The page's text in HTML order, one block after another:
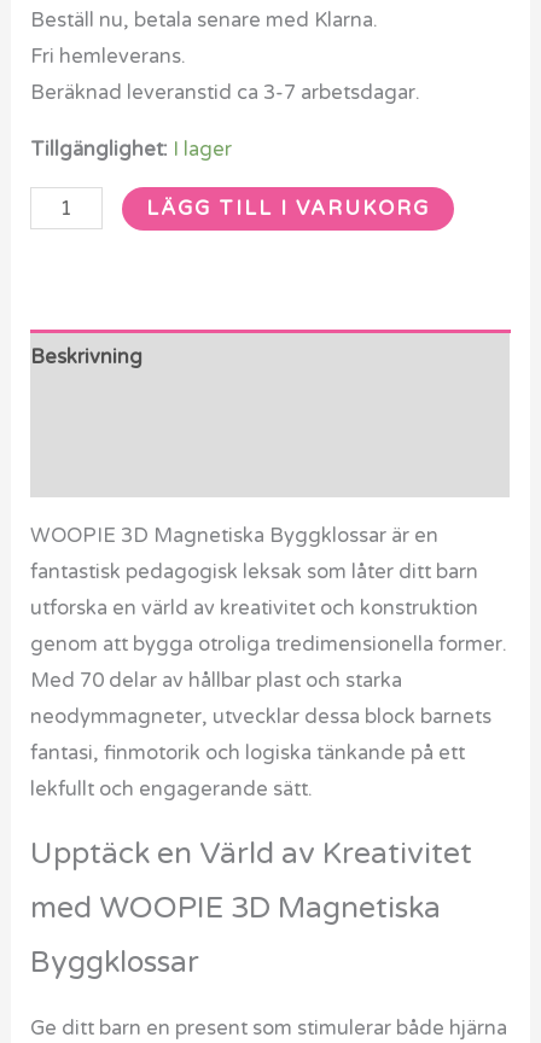
Beställ nu, betala senare med Klarna.
Fri hemleverans.
Beräknad leveranstid ca 3-7 arbetsdagar.
Tillgänglighet: I lager
LÄGG TILL I VARUKORG
Beskrivning
WOOPIE 3D Magnetiska Byggklossar är en
fantastisk pedagogisk leksak som låter ditt barn
utforska en värld av kreativitet och konstruktion
genom att bygga otroliga tredimensionella former.
Med 70 delar av hållbar plast och starka
neodymmagneter, utvecklar dessa block barnets
fantasi, finmotorik och logiska tänkande på ett
lekfullt och engagerande sätt.
Upptäck en Värld av Kreativitet
med WOOPIE 3D Magnetiska
Byggklossar
Ge ditt barn en present som stimulerar både hjärna